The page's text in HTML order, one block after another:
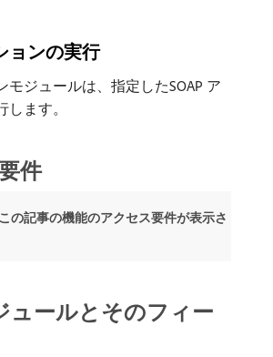
ョンの実行
モジュールは、指定したSOAP ア
ます。
件
の記事の機能のアクセス要件が表示さ
ュールとそのフィー